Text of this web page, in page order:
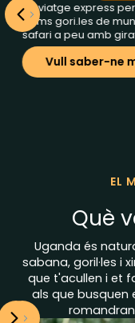
Un viatge express
últims gori.les de
safari a peu amb
Vull saber-ne
EL
Què
Uganda és
sabana, goril·les i
que t'acullen i et
als que busquen